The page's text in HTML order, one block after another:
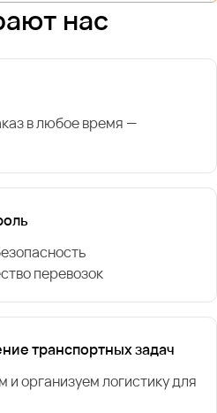
нас
в любое время —
перевозок
транспортных задач
организуем логистику для